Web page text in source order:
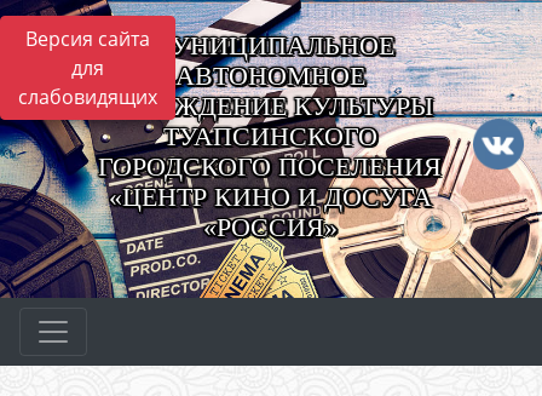
Версия сайта
для
слабовидящих
МУНИЦИПАЛЬНОЕ
АВТОНОМНОЕ
УЧРЕЖДЕНИЕ КУЛЬТУРЫ
ТУАПСИНСКОГО
ГОРОДСКОГО ПОСЕЛЕНИЯ
«ЦЕНТР КИНО И ДОСУГА
«РОССИЯ»